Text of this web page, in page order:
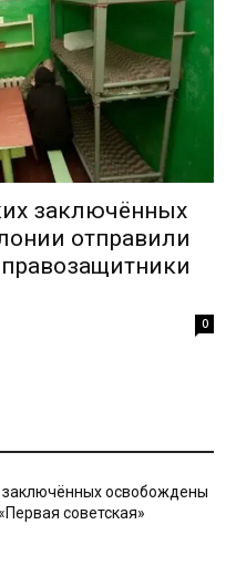
заключённых
отправили
0
заключённых освобождены
советская»